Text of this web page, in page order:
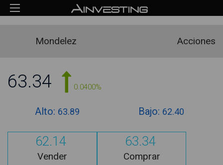
Mondelez Acciones
63.34 0.0400%
Alto: 63.89 Bajo: 62.40
62.14
Vender
63.34
Comprar